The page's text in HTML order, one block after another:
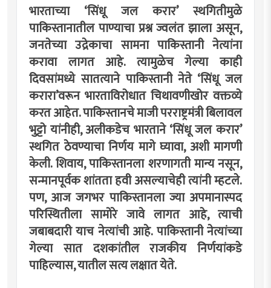
भारताच्या ‘सिंधू जल करार’ स्थगितीमुळे
पाकिस्तानातील पाण्याचा प्रश्न ज्वलंत झाला असून,
जनतेच्या उद्रेकाचा सामना पाकिस्तानी नेत्यांना
करावा लागत आहे. त्यामुळेच गेल्या काही
दिवसांमध्ये सातत्याने पाकिस्तानी नेते ‘सिंधू जल
करारा’वरून भारताविरोधात चिथावणीखोर वक्तव्ये
करत आहेत. पाकिस्तानचे माजी परराष्ट्रमंत्री बिलावल
भुट्टो यांनीही, अलीकडेच भारताने ‘सिंधू जल करार’
स्थगित ठेवण्याचा निर्णय मागे घ्यावा, अशी मागणी
केली. शिवाय, पाकिस्तानला शरणागती मान्य नसून,
सन्मानपूर्वक शांतता हवी असल्याचेही त्यांनी म्हटले.
पण, आज जगभर पाकिस्तानला ज्या अपमानास्पद
परिस्थितीला सामोरे जावे लागत आहे, त्याची
जबाबदारी याच नेत्यांची आहे. पाकिस्तानी नेत्यांच्या
गेल्या सात दशकांतील राजकीय निर्णयांकडे
पाहिल्यास, यातील सत्य लक्षात येते.